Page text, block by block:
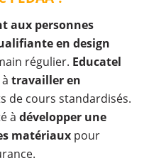
aux personnes
en design
régulier. Educatel
travailler en
de cours standardisés.
à développer une
matériaux pour